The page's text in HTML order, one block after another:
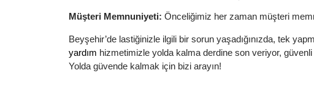
Müşteri Memnuniyeti: Önceliğimiz her zaman müşteri
Beyşehir’de lastiğinizle ilgili bir sorun yaşadığınızda, tek
yardım hizmetimizle yolda kalma derdine son veriyor,
Yolda güvende kalmak için bizi arayın!